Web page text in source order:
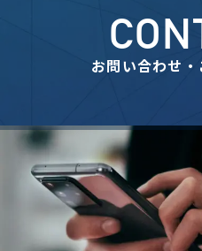
お問い合わせ
事業内容